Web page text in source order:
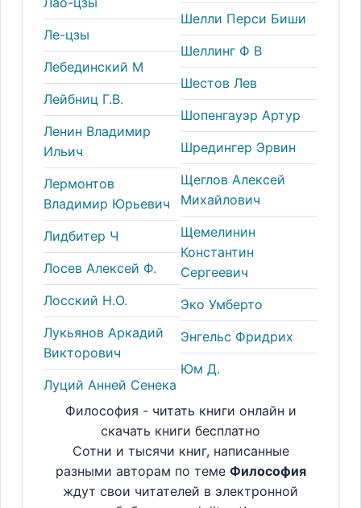
Ле-цзы
Лебединский М
Лейбниц Г.В.
Ленин Владимир
Ильич
Лермонтов
Владимир Юрьевич
Лидбитер Ч
Лосев Алексей Ф.
Лосский Н.О.
Лукьянов Аркадий
Викторович
Луций Анней Сенека
Шелли Перси Биши
Шеллинг Ф В
Шестов Лев
Шопенгауэр Артур
Шредингер Эрвин
Щеглов Алексей
Михайлович
Щемелинин
Константин
Сергеевич
Эко Умберто
Энгельс Фридрих
Юм Д.
Философия - читать книги онлайн и
скачать книги бесплатно
Сотни и тысячи книг, написанные
разными авторам по теме Философия
ждут свои читателей в электронной